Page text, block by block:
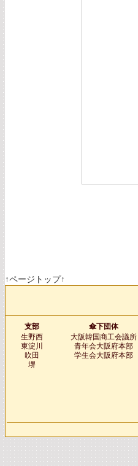
↑ページトップ↑
支部
生野西
東淀川
吹田
堺
傘下団体
大阪韓国商工会議所
青年会大阪府本部
学生会大阪府本部